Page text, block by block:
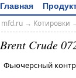
Главная
mfd.ru→ Котировки
Brent Crude
Фьючерсный